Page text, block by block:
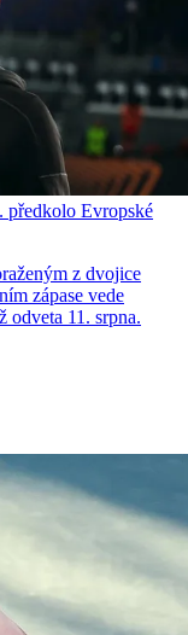
předkolo Evropské
z dvojice
zápase vede
odveta 11. srpna.